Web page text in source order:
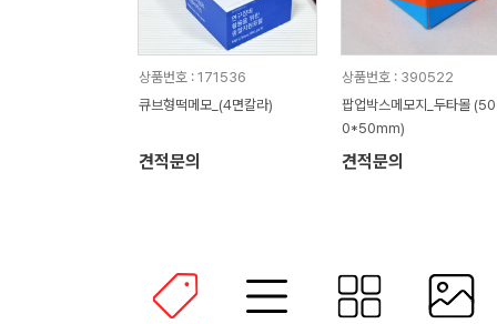
상품번호 : 171536
큐브형떡메모_(4면칼라)
견적문의
상품번호 : 390522
팝업박스메모지_두타몰
0*50mm)
견적문의